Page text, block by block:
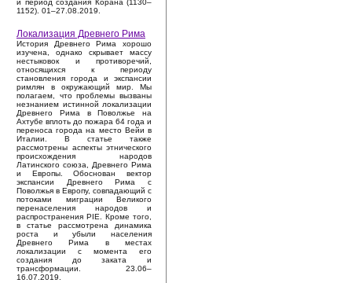
и период создания Корана (1130–
1152). 01–27.08.2019.
Локализация Древнего Рима
История Древнего Рима хорошо
изучена, однако скрывает массу
нестыковок и противоречий,
относящихся к периоду
становления города и экспансии
римлян в окружающий мир. Мы
полагаем, что проблемы вызваны
незнанием истинной локализации
Древнего Рима в Поволжье на
Ахтубе вплоть до пожара 64 года и
переноса города на место Вейи в
Италии. В статье также
рассмотрены аспекты этнического
происхождения народов
Латинского союза, Древнего Рима
и Европы. Обоснован вектор
экспансии Древнего Рима с
Поволжья в Европу, совпадающий с
потоками миграции Великого
перенаселения народов и
распространения PIE. Кроме того,
в статье рассмотрена динамика
роста и убыли населения
Древнего Рима в местах
локализации с момента его
создания до заката и
трансформации. 23.06–
16.07.2019.